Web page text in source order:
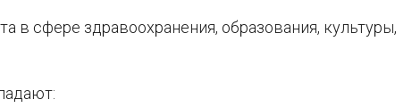
в сфере здравоохранения, образования, культуры,